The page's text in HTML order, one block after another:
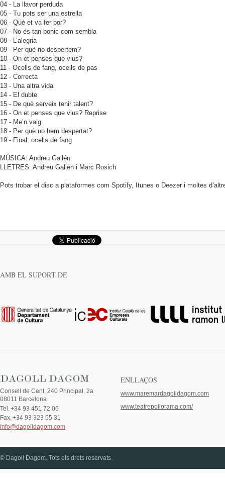
04 - La llavor perduda
05 - Tu pots ser una estrella
06 - Què et va fer por?
07 - No és tan bonic com sembla
08 - L’alegria
09 - Per què no despertem?
10 - On et penses que vius?
11 - Ocells de fang, ocells de pas
12 - Correcta
13 - Una altra vida
14 - El dubte
15 - De què serveix tenir talent?
16 - On et penses que vius? Reprise
17 - Me’n vaig
18 - Per què no hem despertat?
19 - Final: ocells de fang
MÚSICA: Andreu Gallén
LLETRES: Andreu Gallén i Marc Rosich
Pots trobar el disc a plataformes com Spotify, Itunes o Deezer i moltes
AMB EL SUPORT DE
Consell de Cent, 240 Principal, 2a
08011 Barcelona
Tel. +34 93 451 72 06
Fax. +34 93 323 55 31
info@dagolldagom.com
ENLLAÇOS
www.maremardagolldagom.com
www.teatrepoliorama.com/
© Dagoll Dagom. Tots els drets reservats.